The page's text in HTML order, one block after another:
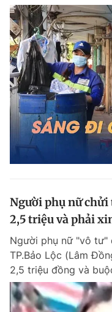
Người phụ nữ chửi
2,5 triệu và phải
Người phụ nữ "vô
TP.Bảo Lộc (Lâm
2,5 triệu đồng và